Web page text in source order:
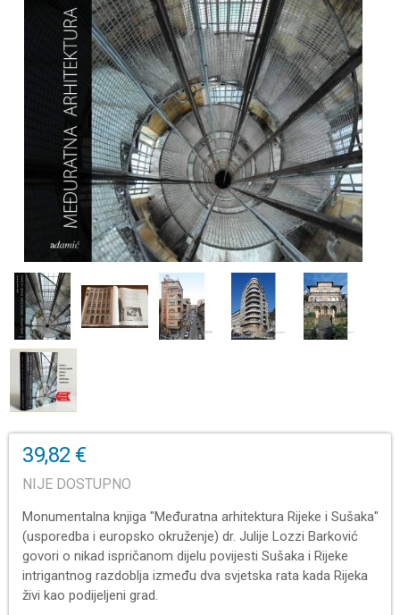
39,82 €
NIJE DOSTUPNO
Monumentalna knjiga "Međuratna arhitektura Rijeke i Sušaka"
(usporedba i europsko okruženje) dr. Julije Lozzi Barković
govori o nikad ispričanom dijelu povijesti Sušaka i Rijeke
intrigantnog razdoblja između dva svjetska rata kada Rijeka
živi kao podijeljeni grad.